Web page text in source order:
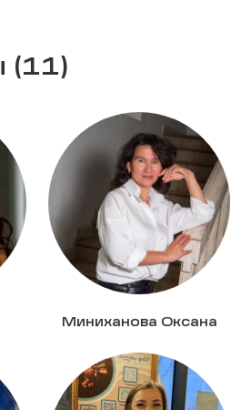
(11)
Миниханова Оксана